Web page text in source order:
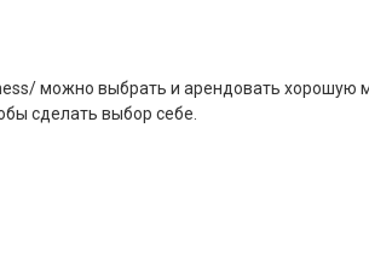
можно выбрать и арендовать хорошую
сделать выбор себе.